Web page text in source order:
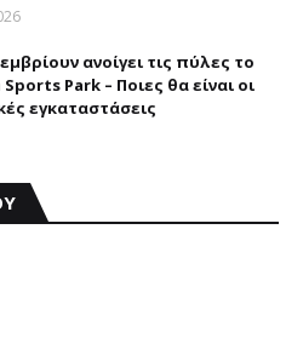
ανοίγει τις πύλες το
Park – Ποιες θα είναι οι
εγκαταστάσεις